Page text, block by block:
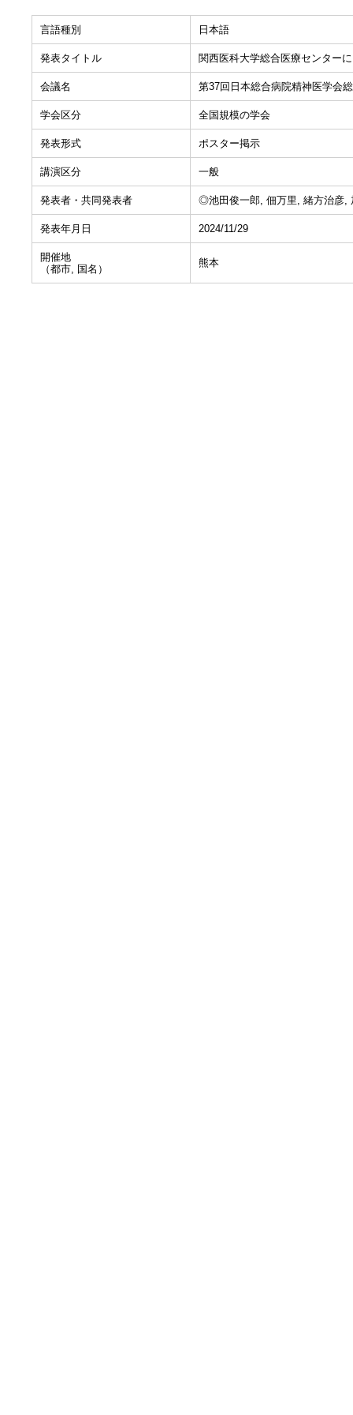
言語種別 日本語
発表タイトル 関西医科大学総合医療センター
会議名 第37回日本総合病院精神医学会
学会区分 全国規模の学会
発表形式 ポスター掲示
講演区分 一般
発表者・共同発表者 ◎池田俊一郎, 佃万里, 緒方治彦,
発表年月日 2024/11/29
開催地
（都市, 国名）
熊本